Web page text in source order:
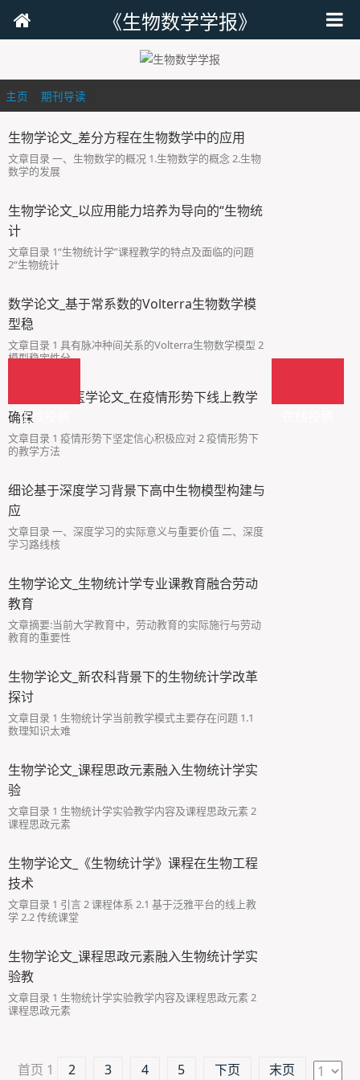
《生物数学学报》
主页 期刊导读
生物学论文_差分方程在生物数学中的应用
文章目录 一、生物数学的概况 1.生物数学的概念 2.生物
数学的发展
生物学论文_以应用能力培养为导向的“生物统
计
文章目录 1“生物统计学”课程教学的特点及面临的问题
2“生物统计
数学论文_基于常系数的Volterra生物数学模
型稳
文章目录 1 具有脉冲种间关系的Volterra生物数学模型 2
模型稳定性分
畜牧与动物医学论文_在疫情形势下线上教学
确保
文章目录 1 疫情形势下坚定信心积极应对 2 疫情形势下
的教学方法
细论基于深度学习背景下高中生物模型构建与
应
文章目录 一、深度学习的实际意义与重要价值 二、深度
学习路线核
生物学论文_生物统计学专业课教育融合劳动
教育
文章摘要:当前大学教育中，劳动教育的实际施行与劳动
教育的重要性
生物学论文_新农科背景下的生物统计学改革
探讨
文章目录 1 生物统计学当前教学模式主要存在问题 1.1
数理知识太难
生物学论文_课程思政元素融入生物统计学实
验
文章目录 1 生物统计学实验教学内容及课程思政元素 2
课程思政元素
生物学论文_《生物统计学》课程在生物工程
技术
文章目录 1 引言 2 课程体系 2.1 基于泛雅平台的线上教
学 2.2 传统课堂
生物学论文_课程思政元素融入生物统计学实
验教
文章目录 1 生物统计学实验教学内容及课程思政元素 2
课程思政元素
首页 1 2 3 4 5 下页 末页
在线投稿